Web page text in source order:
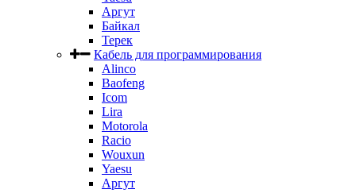
Аргут
Байкал
Терек
Кабель для программирования
Alinco
Baofeng
Icom
Lira
Motorola
Racio
Wouxun
Yaesu
Аргут